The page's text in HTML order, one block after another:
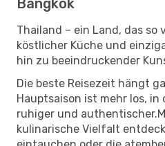
Bangkok
Thailand – ein Land, das so
köstlicher Küche und
hin zu beeindruckender
Die beste Reisezeit hängt
Hauptsaison ist mehr los,
ruhiger und
kulinarische Vielfalt